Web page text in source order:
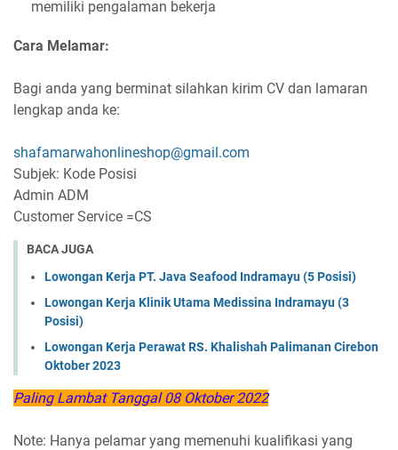
memiliki pengalaman bekerja
Cara Melamar:
Bagi anda yang berminat silahkan kirim CV dan lamaran
lengkap anda ke:
shafamarwahonlineshop@gmail.com
Subjek: Kode Posisi
Admin ADM
Customer Service =CS
BACA JUGA
Lowongan Kerja PT. Java Seafood Indramayu (5 Posisi)
Lowongan Kerja Klinik Utama Medissina Indramayu (3
Posisi)
Lowongan Kerja Perawat RS. Khalishah Palimanan Cirebon
Oktober 2023
Paling Lambat Tanggal 08 Oktober 2022
Note: Hanya pelamar yang memenuhi kualifikasi yang